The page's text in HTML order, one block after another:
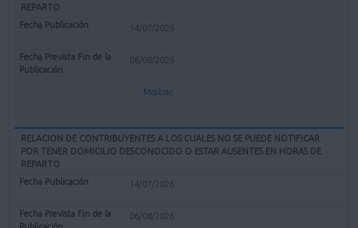
REPARTO
14/07/2026
06/08/2026
Mostrar
RELACION DE CONTRIBUYENTES A LOS CUALES NO SE PUEDE NOTIFICAR
POR TENER DOMICILIO DESCONOCIDO O ESTAR AUSENTES EN HORAS DE
REPARTO
14/07/2026
06/08/2026